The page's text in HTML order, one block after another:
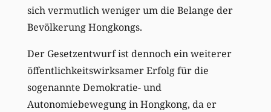
sich vermutlich weniger um die Belange der
Bevölkerung Hongkongs.
Der Gesetzentwurf ist dennoch ein weiterer
öffentlichkeitswirksamer Erfolg für die
sogenannte Demokratie- und
Autonomiebewegung in Hongkong, da er